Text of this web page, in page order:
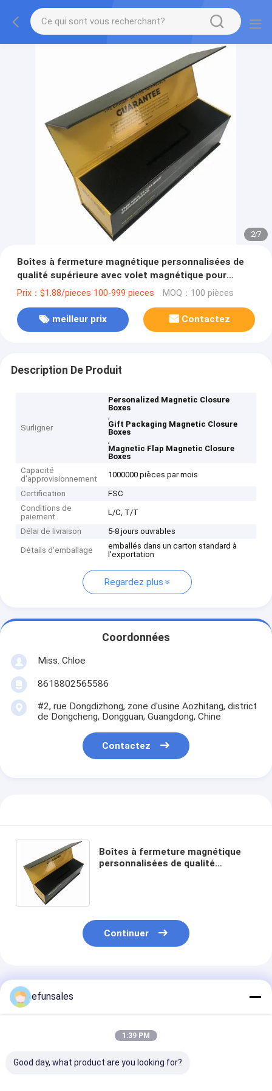
2/7
Boîtes à fermeture magnétique personnalisées de
qualité supérieure avec volet magnétique pour
l'emballage cadeau
Prix：$1.88/pieces 100-999 pieces MOQ：100 pièces
meilleur prix Contactez
Description De Produit
Surligner
Personalized Magnetic Closure
Boxes
,
Gift Packaging Magnetic Closure
Boxes
,
Magnetic Flap Magnetic Closure
Boxes
Capacité
d'approvisionnement
1000000 pièces par mois
Certification
FSC
Conditions de
paiement
L/C, T/T
Délai de livraison 5-8 jours ouvrables
Détails d'emballage
emballés dans un carton standard à
l'exportation
Regardez plus
Coordonnées
Miss. Chloe
8618802565586
#2, rue Dongdizhong, zone d'usine Aozhitang, district
de Dongcheng, Dongguan, Guangdong, Chine
Contactez
Boîtes à fermeture magnétique
personnalisées de qualité
Continuer
Produits Recommandés
efunsales
1:39 PM
Good day, what product are you looking for?